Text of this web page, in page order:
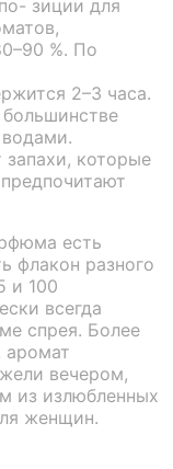
зиции для
%. По
2–3 часа.
которые
есть
флакон разного
и 100
всегда
спрея. Более
аромат
вечером,
из излюбленных
женщин.